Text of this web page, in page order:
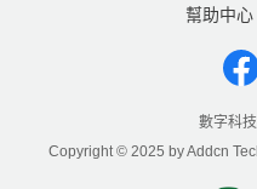
幫助中心
數字科
Copyright © 2025 by Addcn